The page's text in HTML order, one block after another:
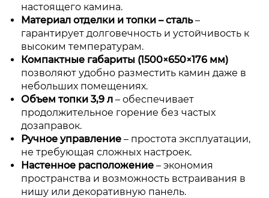
настоящего камина.
Материал отделки и топки – сталь–
гарантирует долговечность и устойчивость к
высоким температурам.
Компактные габариты (1500×650×176 мм)
позволяют удобно разместить камин даже в
небольших помещениях.
Объем топки 3,9 л – обеспечивает
продолжительное горение без частых
дозаправок.
Ручное управление – простота эксплуатации,
не требующая сложных настроек.
Настенное расположение – экономия
пространства и возможность встраивания в
нишу или декоративную панель.